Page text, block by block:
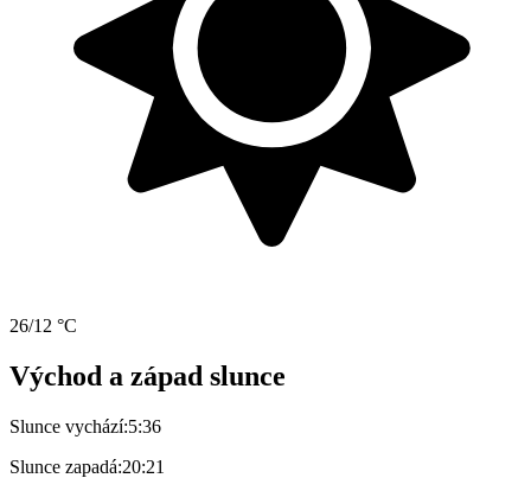
26/12 °C
Východ a západ slunce
Slunce vychází:5:36
Slunce zapadá:20:21